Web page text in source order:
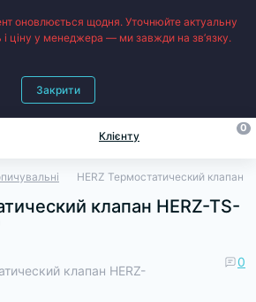
оновлюється щодня. Уточнюйте актуальну
і ціну у менеджера — ми завжди на зв’язку.
Закрити
Клієнту
0
HERZ Термостатический клапан
клапан HERZ-TS-
клапан HERZ-
0